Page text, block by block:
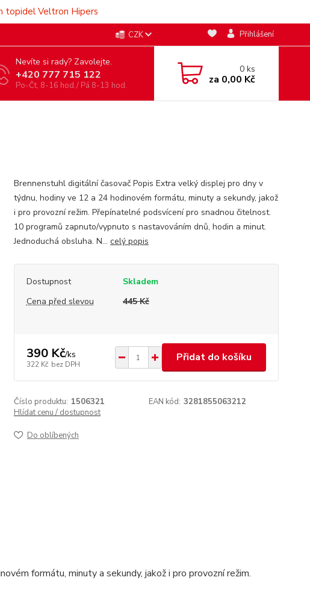
topidel Veltron Hipers
CZK Přihlášení
Nevíte si rady? Zavolejte.
+420 777 715 122
Po-Čt, 8-16 hod./ Pá 8-13 hod.
0ks
za 0,00 Kč
Brennenstuhl digitální časovač Popis Extra velký displej pro dny v
týdnu, hodiny ve 12 a 24 hodinovém formátu, minuty a sekundy, jakož
i pro provozní režim. Přepínatelné podsvícení pro snadnou čitelnost.
10 programů zapnuto/vypnuto s nastavováním dnů, hodin a minut.
Jednoduchá obsluha. N... celý popis
Dostupnost
Skladem
Cena před slevou
445 Kč
390 Kč/ks
322 Kč bez DPH
Přidat do košíku
Číslo produktu: 1506321 EAN kód: 3281855063212
Hlídat cenu / dostupnost
Do oblíbených
formátu, minuty a sekundy, jakož i pro provozní režim.